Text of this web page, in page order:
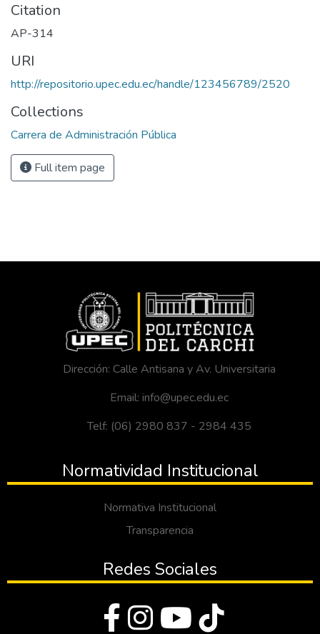
Citation
AP-314
URI
http://repositorio.upec.edu.ec/handle/123456789/2520
Collections
Carrera de Administración Pública
Full item page
Dirección: Calle Antisana y Av. Universitaria
Email: info@upec.edu.ec
Telf: (06) 2980 837 - 2984 435
Normatividad Institucional
Normativa Institucional
Transparencia
Redes Sociales